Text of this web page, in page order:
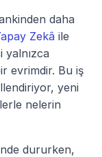
daha
Zekâ ile
yalnızca
evrimdir. Bu iş
yeni
nelerin
dururken,